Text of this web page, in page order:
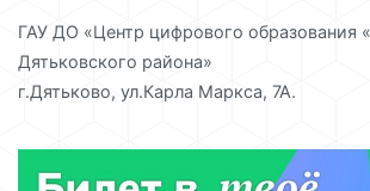
ГАУ ДО «Центр цифрового образования
Дятьковского района»
г.Дятьково, ул.Карла Маркса, 7А.